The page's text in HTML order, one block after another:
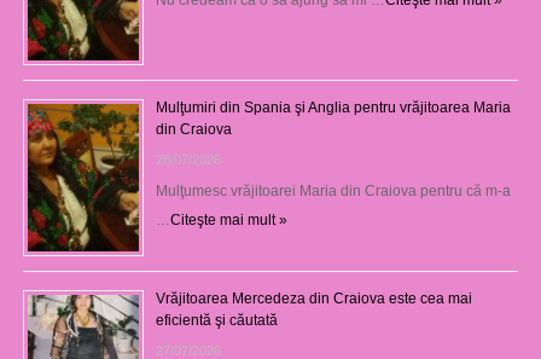
Mulţumiri din Spania şi Anglia pentru vrăjitoarea Maria
din Craiova
28/07/2026
Mulţumesc vrăjitoarei Maria din Craiova pentru că m-a
Citeşte mai mult »
Vrăjitoarea Mercedeza din Craiova este cea mai
eficientă şi căutată
27/07/2026